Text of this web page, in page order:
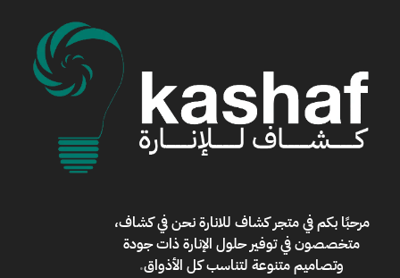
مرحبًا بكم فيمتجر كشاف للانارةنحن في كشاف،
متخصصون في توفير حلول الإنارة ذات جودة
وتصاميم متنوعة لتناسب كل الأذواق.